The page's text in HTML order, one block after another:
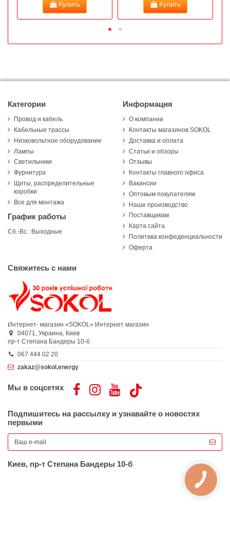
Купить Купить
Категории
Провод и кабель
Кабельные трассы
Низковольтное оборудование
Лампы
Светильники
Фурнитура
Щиты, распределительные
коробки
Все для монтажа
График работы
Сб.-Вс.: Выходные
Информация
О компании
Контакты магазинов SOKOL
Доставка и оплата
Статьи и обзоры
Отзывы
Контакты главного офиса
Вакансии
Оптовым покупателям
Наше производство
Поставщикам
Карта сайта
Политика конфеденциальности
Оферта
Свяжитесь с нами
Интернет- магазин «SOKOL» Интернет магазин
04071, Украина, Киев
пр-т Степана Бандеры 10-б
067 444 02 20
zakaz@sokol.energy
Мы в соцсетях
Подпишитесь на рассылку и узнавайте о новостях
первыми
Киев, пр-т Степана Бандеры 10-б